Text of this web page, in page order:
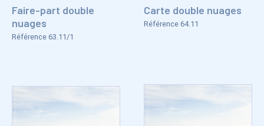
Faire-part double
nuages
Référence 63.11/1
Carte double nuages
Référence 64.11